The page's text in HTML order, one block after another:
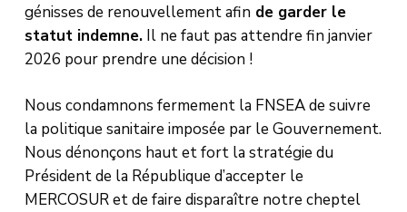
génisses de renouvellement afinde garder le
statut indemne.Il ne faut pas attendre fin janvier
2026 pour prendre une décision !
Nous condamnons fermement la FNSEA de suivre
la politique sanitaire imposée par le Gouvernement.
Nous dénonçons haut et fort la stratégie du
Président de la République d’accepter le
MERCOSUR et de faire disparaître notre cheptel